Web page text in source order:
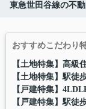
東急世田谷線の不
おすすめこだわり
【土地特集】高級
【土地特集】駅徒
【戸建特集】
【戸建特集】駅徒